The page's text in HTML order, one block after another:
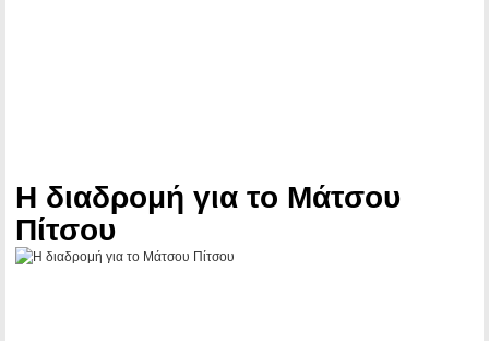
Η διαδρομή για το Μάτσου
Πίτσου